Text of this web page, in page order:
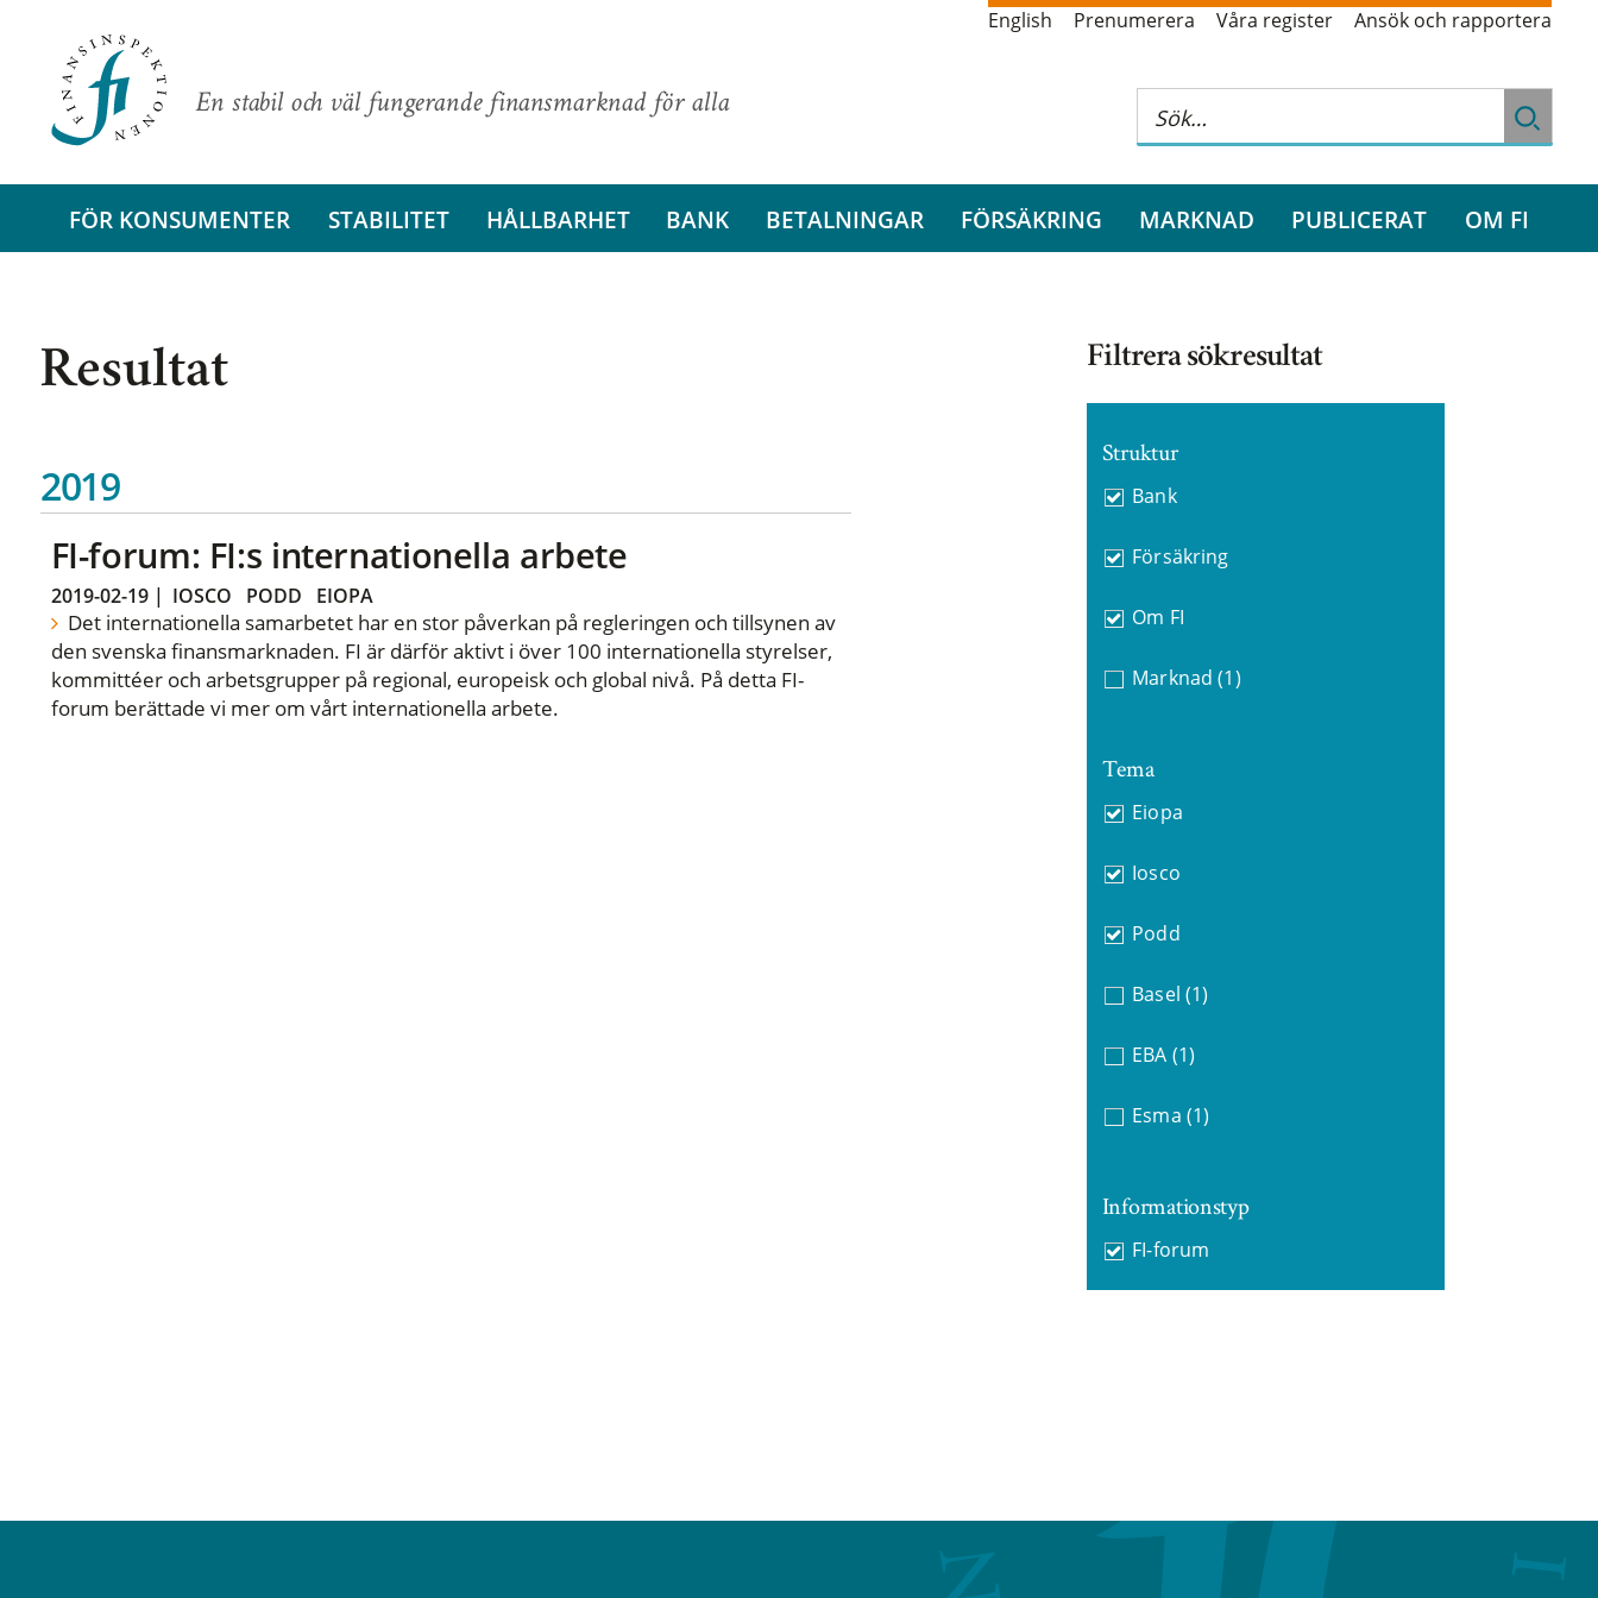
En stabil och väl fungerande finansmarknad för alla
English Prenumerera Våra register Ansök och rapportera
FÖR KONSUMENTER STABILITET HÅLLBARHET BANK BETALNINGAR FÖRSÄKRING MARKNAD PUBLICERAT OM FI
Resultat
2019
FI-forum: FI:s internationella arbete
2019-02-19| IOSCO PODD EIOPA
Det internationella samarbetet har en stor påverkan på regleringen och tillsynen av
den svenska finansmarknaden. FI är därför aktivt i över 100 internationella styrelser,
kommittéer och arbetsgrupper på regional, europeisk och global nivå. På detta FI-
forum berättade vi mer om vårt internationella arbete.
Filtrera sökresultat
Struktur
Bank
Försäkring
Om FI
Marknad (1)
Tema
Eiopa
Iosco
Podd
Basel (1)
EBA (1)
Esma (1)
Informationstyp
FI-forum